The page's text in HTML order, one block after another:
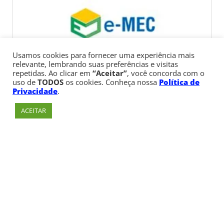
Usamos cookies para fornecer uma experiência mais
relevante, lembrando suas preferências e visitas
repetidas. Ao clicar em “Aceitar”, você concorda com o
uso de TODOS os cookies. Conheça nossa Política de
Privacidade.
ACEITAR